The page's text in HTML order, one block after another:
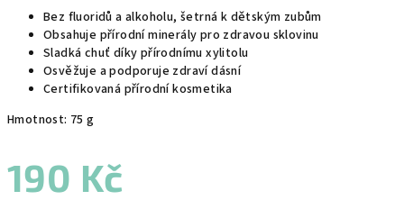
Bez fluoridů a alkoholu, šetrná k dětským zubům
Obsahuje přírodní minerály pro zdravou sklovinu
Sladká chuť díky přírodnímu xylitolu
Osvěžuje a podporuje zdraví dásní
Certifikovaná přírodní kosmetika
Hmotnost: 75 g
190 Kč